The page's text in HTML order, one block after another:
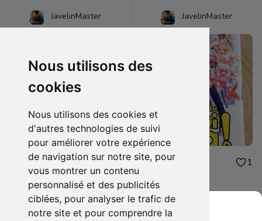
Nous utilisons des
cookies
Nous utilisons des cookies et
d'autres technologies de suivi
pour améliorer votre expérience
de navigation sur notre site, pour
vous montrer un contenu
personnalisé et des publicités
ciblées, pour analyser le trafic de
notre site et pour comprendre la
JavelinMaster
2.00€ 1
Negi ma tome 9
JavelinMaster
2.00€ 1